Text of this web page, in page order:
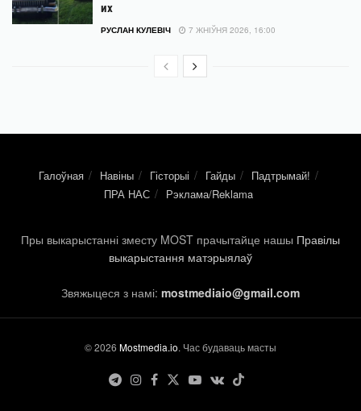
их
РУСЛАН КУЛЕВІЧ 7 ЖНІЎНЯ 2026, 16:00
Галоўная Навіны Гісторыі Гайды
Падтрымай!
ПРА НАС
Рэклама/Reklama
Пры выкарыстанні зместу MOST прачытайце нашы Правілы
выкарыстання матэрыялаў
Звяжыцеся з намі: mostmediaio@gmail.com
© 2026 Mostmedia.io. Час будаваць масты